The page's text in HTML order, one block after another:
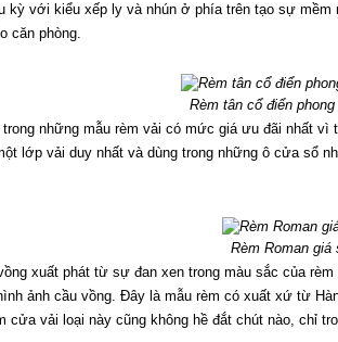
kỳ với kiểu xếp ly và nhún ở phía trên tạo sự
căn phòng.
Rèm tân cổ điển
trong những mẫu rèm vải có mức giá ưu đãi nhất
lớp vải duy nhất và dùng trong những ô cửa sổ
Rèm Roman giá
xuất phát từ sự đan xen trong màu sắc của
ảnh cầu vồng. Đây là mẫu rèm có xuất xứ từ
cửa vải loại này cũng không hề đắt chút nào, chỉ